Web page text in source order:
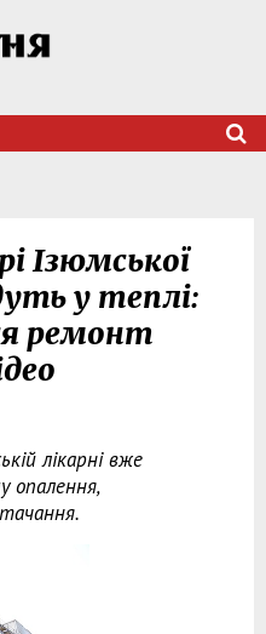
Ізюмської
у теплі:
ремонт
лікарні вже
опалення,